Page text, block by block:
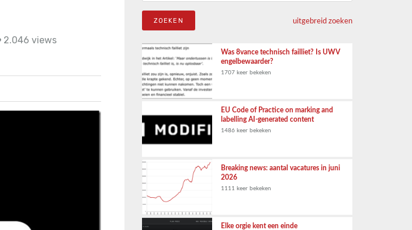
2.046 views
uitgebreid zoeken
Was 8vance technisch failliet? Is UWV
engelbewaarder?
1707 keer bekeken
EU Code of Practice on marking and
labelling AI-generated content
1486 keer bekeken
Breaking news: aantal vacatures in juni
2026
1111 keer bekeken
Elke orgie kent een einde